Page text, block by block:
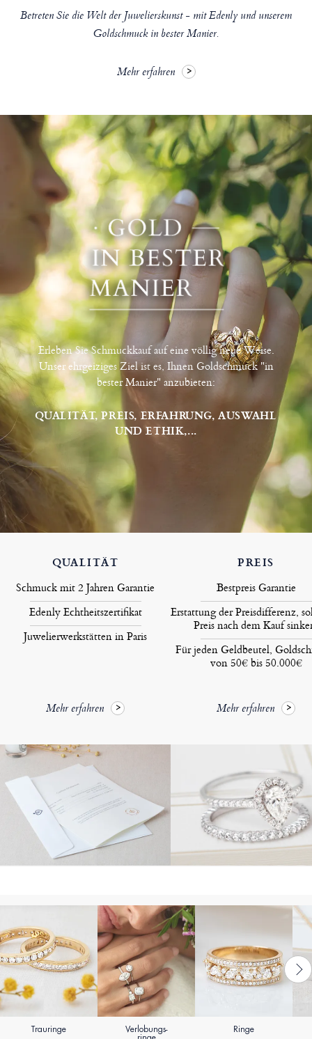
Betreten Sie die Welt der Juwelierskunst - mit Edenly und unserem
Goldschmuck in bester Manier.
Mehr erfahren
Erleben Sie Schmuckkauf auf eine völlig neue Weise.
Unser ehrgeiziges Ziel ist es, Ihnen Goldschmuck "in
bester Manier" anzubieten:
QUALITÄT, PREIS, ERFAHRUNG, AUSWAHL
UND ETHIK,...
QUALITÄT
Schmuck mit 2 Jahren Garantie
Edenly Echtheitszertifikat
Juwelierwerkstätten in Paris
Mehr erfahren
PREIS
Bestpreis Garantie
Erstattung der Preisdifferenz,
Preis nach dem Kauf
Für jeden Geldbeutel,
von 50€ bis 50.000€
Mehr erfahren
Trauringe Verlobungs- Ringe